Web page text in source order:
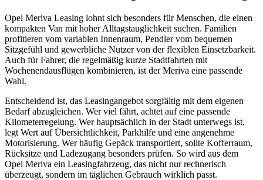
Opel Meriva Leasing lohnt sich besonders für Menschen, die einen
kompakten Van mit hoher Alltagstauglichkeit suchen. Familien
profitieren vom variablen Innenraum, Pendler vom bequemen
Sitzgefühl und gewerbliche Nutzer von der flexiblen Einsetzbarkeit.
Auch für Fahrer, die regelmäßig kurze Stadtfahrten mit
Wochenendausflügen kombinieren, ist der Meriva eine passende
Wahl.
Entscheidend ist, das Leasingangebot sorgfältig mit dem eigenen
Bedarf abzugleichen. Wer viel fährt, achtet auf eine passende
Kilometerregelung. Wer hauptsächlich in der Stadt unterwegs ist,
legt Wert auf Übersichtlichkeit, Parkhilfe und eine angenehme
Motorisierung. Wer häufig Gepäck transportiert, sollte Kofferraum,
Rücksitze und Ladezugang besonders prüfen. So wird aus dem
Opel Meriva ein Leasingfahrzeug, das nicht nur rechnerisch
überzeugt, sondern im täglichen Gebrauch wirklich passt.